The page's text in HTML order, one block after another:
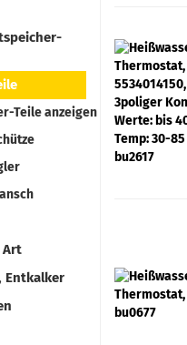
Teile anzeigen
Art
Entkalker